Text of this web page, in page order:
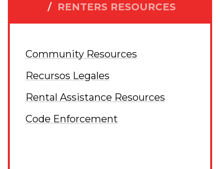
/ RENTERS RESOURCES
Community Resources
Recursos Legales
Rental Assistance Resources
Code Enforcement